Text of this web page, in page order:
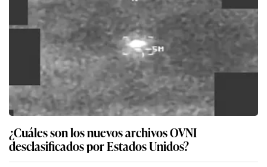
¿Cuáles son los nuevos archivos OVNI
desclasificados por Estados Unidos?